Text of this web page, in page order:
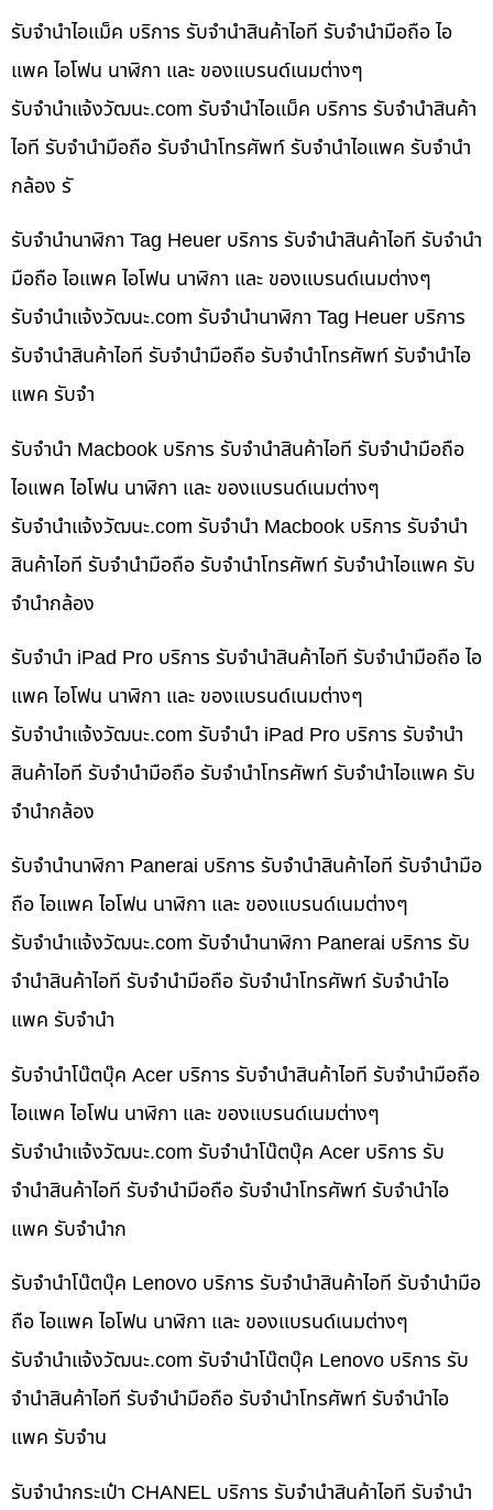
รับจำนำไอแม็ค บริการ รับจำนำสินค้าไอที รับจำนำมือถือ ไอ
แพค ไอโฟน นาฬิกา และ ของแบรนด์เนมต่างๆ
รับจํานําแจ้งวัฒนะ.com รับจำนำไอแม็ค บริการ รับจำนำสินค้า
ไอที รับจำนำมือถือ รับจำนำโทรศัพท์ รับจำนำไอแพค รับจำนำ
กล้อง รั
รับจำนำนาฬิกา Tag Heuer บริการ รับจำนำสินค้าไอที รับจำนำ
มือถือ ไอแพค ไอโฟน นาฬิกา และ ของแบรนด์เนมต่างๆ
รับจํานําแจ้งวัฒนะ.com รับจำนำนาฬิกา Tag Heuer บริการ
รับจำนำสินค้าไอที รับจำนำมือถือ รับจำนำโทรศัพท์ รับจำนำไอ
แพค รับจำ
รับจำนำ Macbook บริการ รับจำนำสินค้าไอที รับจำนำมือถือ
ไอแพค ไอโฟน นาฬิกา และ ของแบรนด์เนมต่างๆ
รับจํานําแจ้งวัฒนะ.com รับจำนำ Macbook บริการ รับจำนำ
สินค้าไอที รับจำนำมือถือ รับจำนำโทรศัพท์ รับจำนำไอแพค รับ
จำนำกล้อง
รับจำนำ iPad Pro บริการ รับจำนำสินค้าไอที รับจำนำมือถือ ไอ
แพค ไอโฟน นาฬิกา และ ของแบรนด์เนมต่างๆ
รับจํานําแจ้งวัฒนะ.com รับจำนำ iPad Pro บริการ รับจำนำ
สินค้าไอที รับจำนำมือถือ รับจำนำโทรศัพท์ รับจำนำไอแพค รับ
จำนำกล้อง
รับจำนำนาฬิกา Panerai บริการ รับจำนำสินค้าไอที รับจำนำมือ
ถือ ไอแพค ไอโฟน นาฬิกา และ ของแบรนด์เนมต่างๆ
รับจํานําแจ้งวัฒนะ.com รับจำนำนาฬิกา Panerai บริการ รับ
จำนำสินค้าไอที รับจำนำมือถือ รับจำนำโทรศัพท์ รับจำนำไอ
แพค รับจำนำ
รับจำนำโน๊ตบุ๊ค Acer บริการ รับจำนำสินค้าไอที รับจำนำมือถือ
ไอแพค ไอโฟน นาฬิกา และ ของแบรนด์เนมต่างๆ
รับจํานําแจ้งวัฒนะ.com รับจำนำโน๊ตบุ๊ค Acer บริการ รับ
จำนำสินค้าไอที รับจำนำมือถือ รับจำนำโทรศัพท์ รับจำนำไอ
แพค รับจำนำก
รับจำนำโน๊ตบุ๊ค Lenovo บริการ รับจำนำสินค้าไอที รับจำนำมือ
ถือ ไอแพค ไอโฟน นาฬิกา และ ของแบรนด์เนมต่างๆ
รับจํานําแจ้งวัฒนะ.com รับจำนำโน๊ตบุ๊ค Lenovo บริการ รับ
จำนำสินค้าไอที รับจำนำมือถือ รับจำนำโทรศัพท์ รับจำนำไอ
แพค รับจำน
รับจำนำกระเป๋า CHANEL บริการ รับจำนำสินค้าไอที รับจำนำ